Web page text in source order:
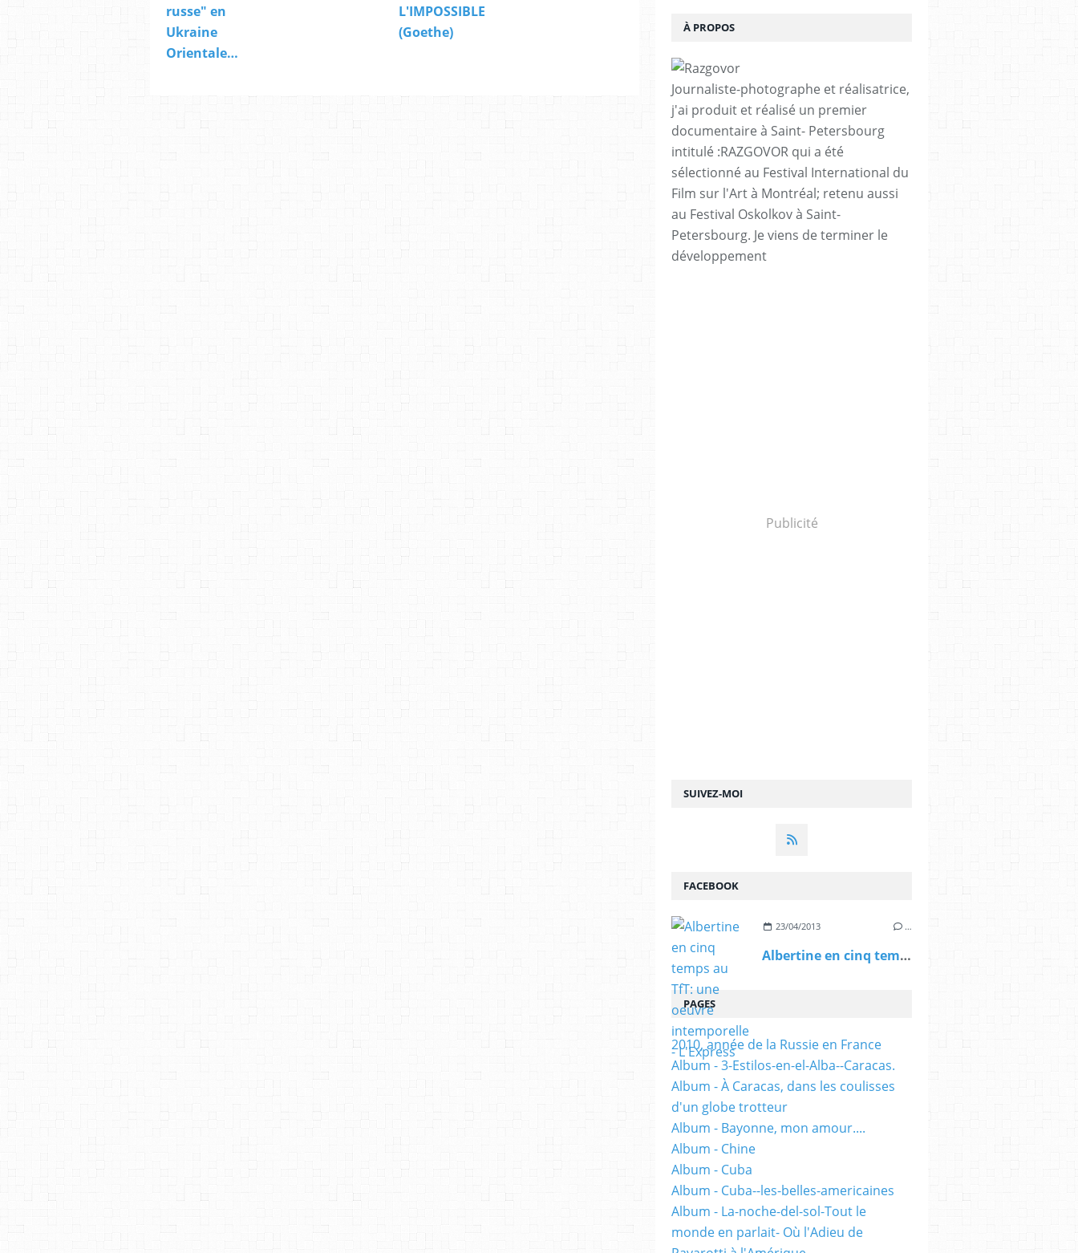
russe" en
Ukraine
Orientale…
L'IMPOSSIBLE
(Goethe)
SUIVEZ-MOI
À PROPOS
Journaliste-photographe et réalisatrice,
j'ai produit et réalisé un premier
documentaire à Saint- Petersbourg
intitulé :RAZGOVOR qui a été
sélectionné au Festival International du
Film sur l'Art à Montréal; retenu aussi
au Festival Oskolkov à Saint-
Petersbourg. Je viens de terminer le
développement
Publicité
FACEBOOK
23/04/2013 …
Albertine en cinq temps au TfT: une oeuvre intemporelle - L'Express
PAGES
2010, année de la Russie en France
Album - 3-Estilos-en-el-Alba--Caracas.
Album - À Caracas, dans les coulisses
d'un globe trotteur
Album - Bayonne, mon amour....
Album - Chine
Album - Cuba
Album - Cuba--les-belles-americaines
Album - La-noche-del-sol-Tout le
monde en parlait- Où l'Adieu de